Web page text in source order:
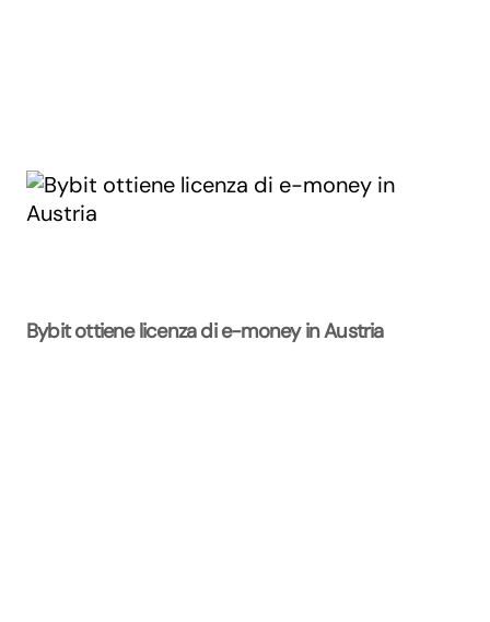
Bybit ottiene licenza di e-money in Austria